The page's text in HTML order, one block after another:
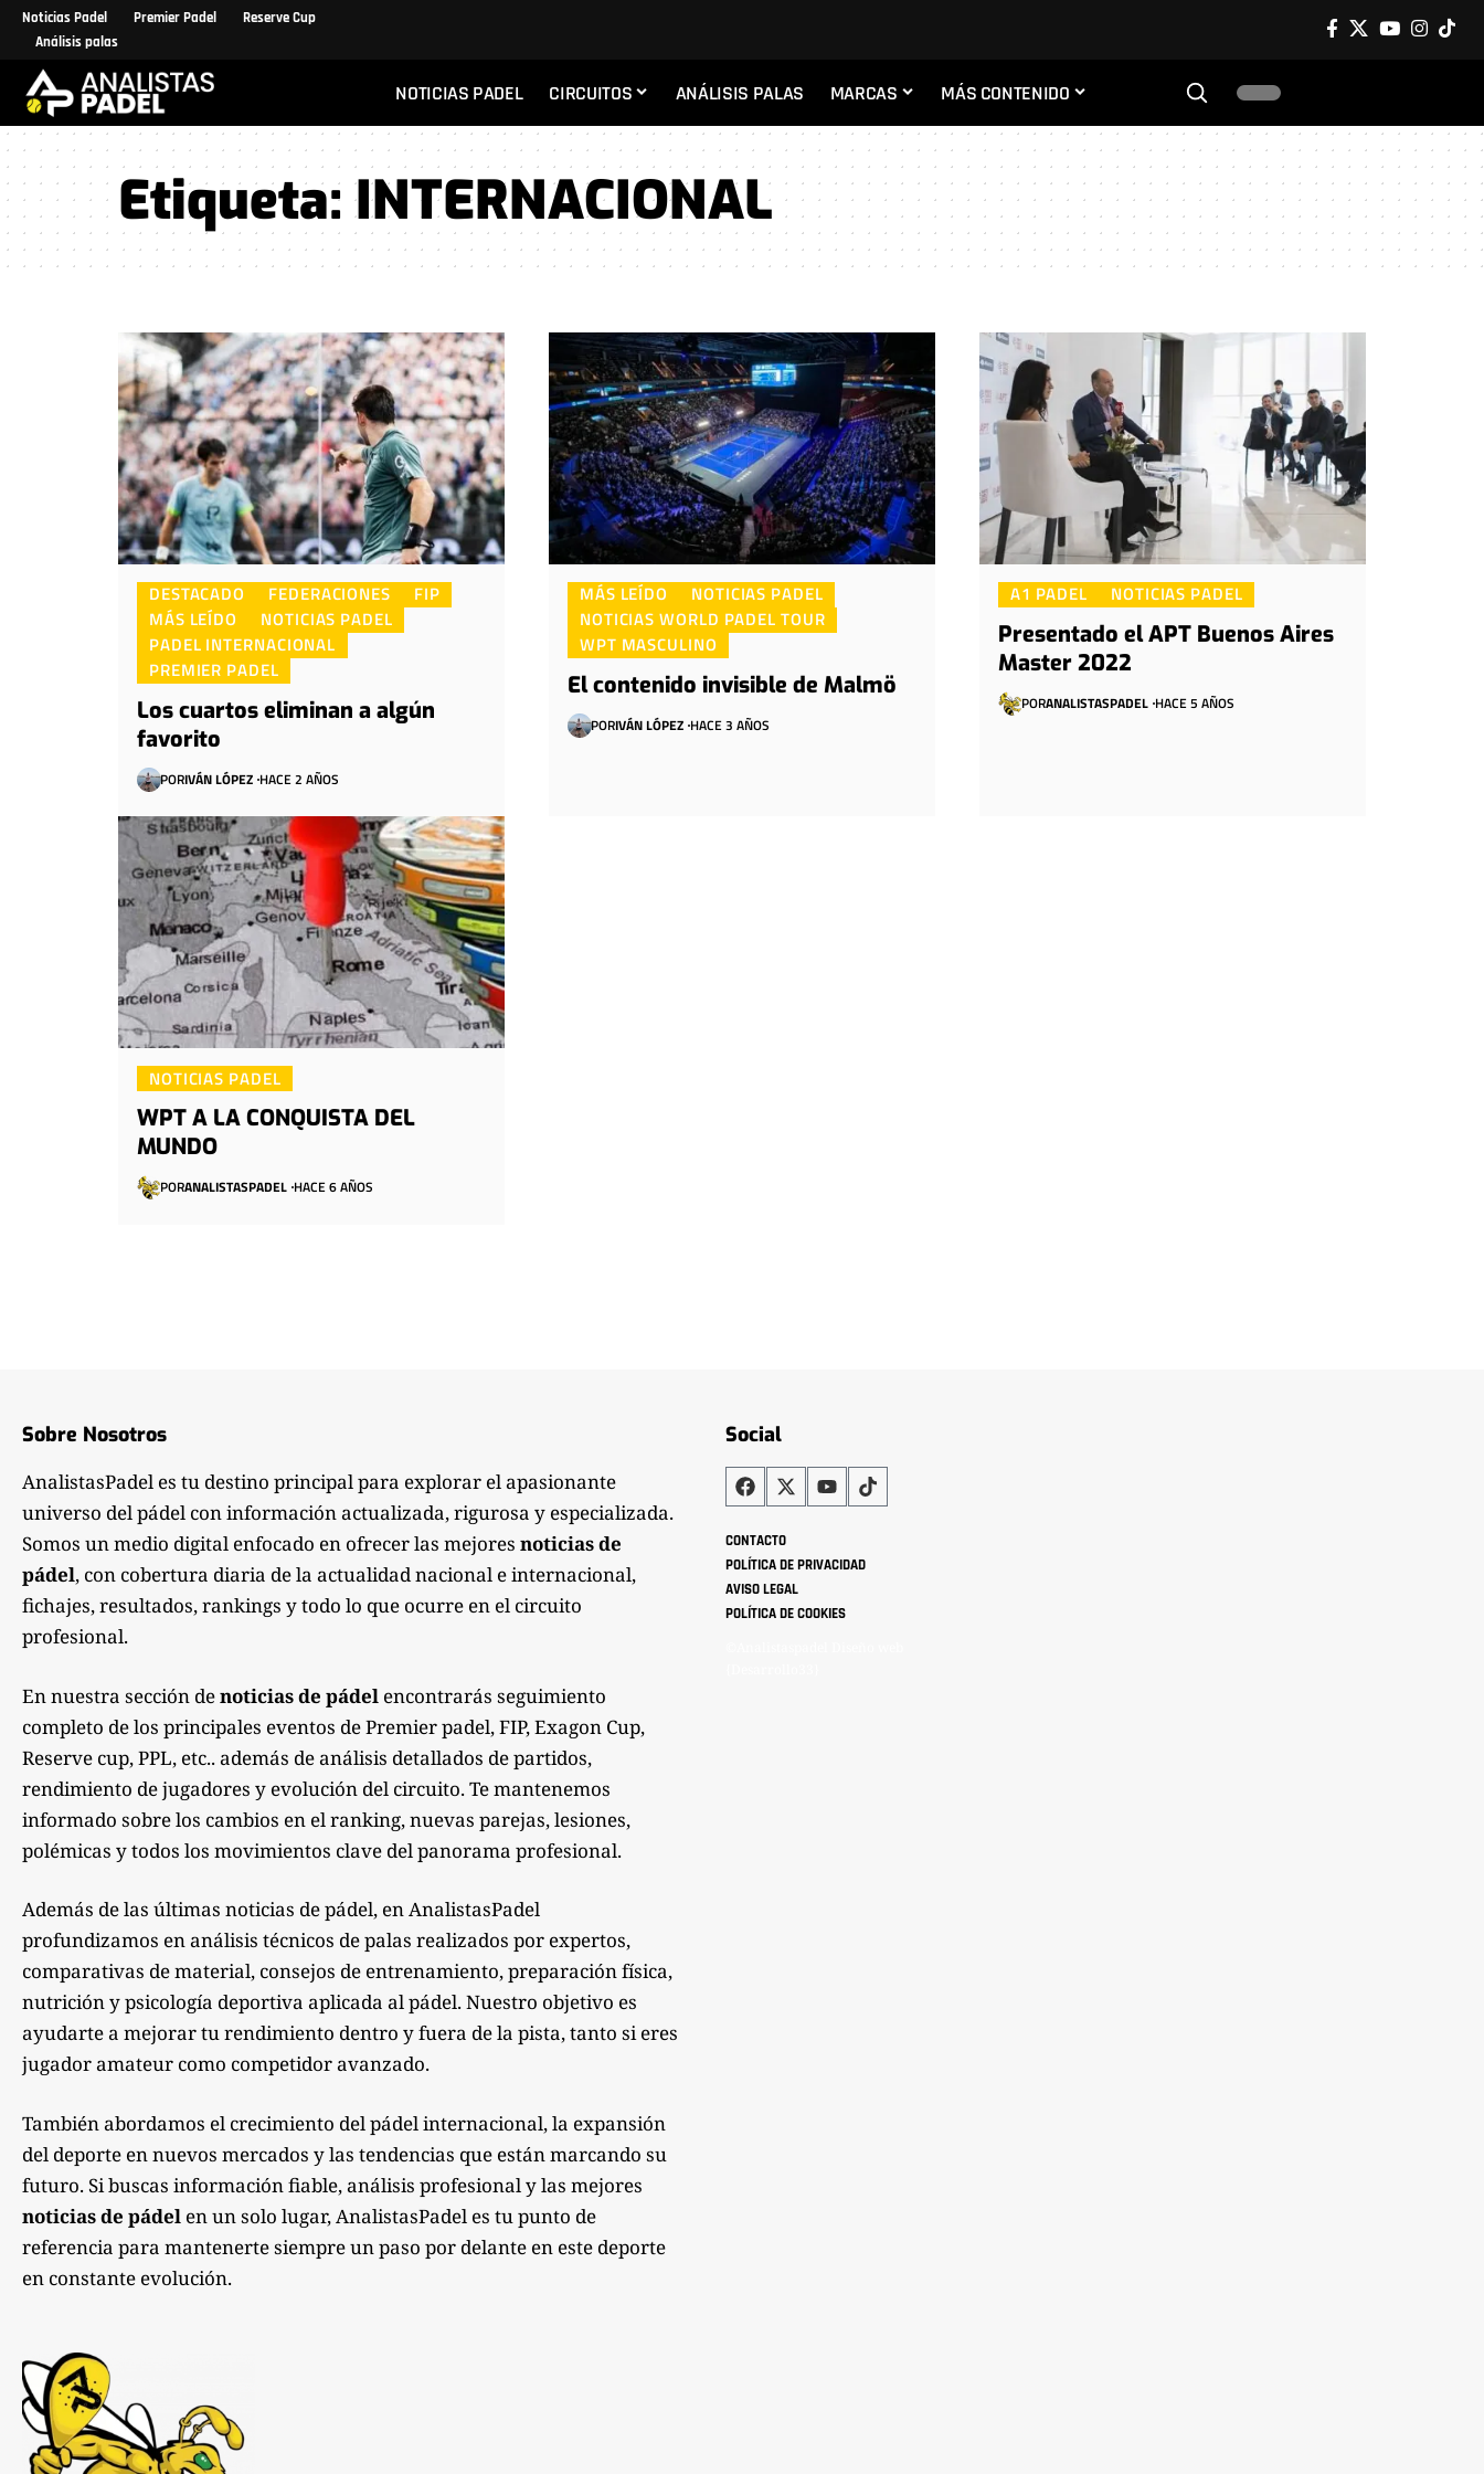
Noticias Padel Premier Padel
Reserve Cup
Análisis palas
NOTICIAS PADEL CIRCUITOS ANÁLISIS PALAS MARCAS MÁS CONTENIDO
Etiqueta:INTERNACIONAL
DESTACADO FEDERACIONES
FIP
MÁS LEÍDO
NOTICIAS PADEL
PADEL INTERNACIONAL
PREMIER PADEL
Los cuartos eliminan a algún
favorito
PORIVÁN LÓPEZ HACE 2 AÑOS
MÁS LEÍDO
NOTICIAS PADEL
NOTICIAS WORLD PADEL TOUR
WPT MASCULINO
El contenido invisible de Malmö
PORIVÁN LÓPEZ HACE 3 AÑOS
A1 PADEL NOTICIAS PADEL
Presentado el APT Buenos Aires
Master 2022
PORANALISTASPADEL HACE 5 AÑOS
NOTICIAS PADEL
WPT A LA CONQUISTA DEL
MUNDO
PORANALISTASPADEL HACE 6 AÑOS
Sobre Nosotros
AnalistasPadel es tu destino principal para explorar el apasionante
universo del pádel con información actualizada, rigurosa y especializada.
Somos un medio digital enfocado en ofrecer las mejores noticias de
pádel, con cobertura diaria de la actualidad nacional e internacional,
fichajes, resultados, rankings y todo lo que ocurre en el circuito
profesional.
En nuestra sección denoticias de pádel encontrarás seguimiento
completo de los principales eventos de Premier padel, FIP, Exagon Cup,
Reserve cup, PPL, etc.. además de análisis detallados de partidos,
rendimiento de jugadores y evolución del circuito. Te mantenemos
informado sobre los cambios en el ranking, nuevas parejas, lesiones,
polémicas y todos los movimientos clave del panorama profesional.
Además de las últimas noticias de pádel, en AnalistasPadel
profundizamos en análisis técnicos de palas realizados por expertos,
comparativas de material, consejos de entrenamiento, preparación física,
nutrición y psicología deportiva aplicada al pádel. Nuestro objetivo es
ayudarte a mejorar tu rendimiento dentro y fuera de la pista, tanto si eres
jugador amateur como competidor avanzado.
También abordamos el crecimiento del pádel internacional, la expansión
del deporte en nuevos mercados y las tendencias que están marcando su
futuro. Si buscas información fiable, análisis profesional y las mejores
noticias de pádel en un solo lugar, AnalistasPadel es tu punto de
referencia para mantenerte siempre un paso por delante en este deporte
en constante evolución.
Social
CONTACTO
POLÍTICA DE PRIVACIDAD
AVISO LEGAL
POLÍTICA DE COOKIES